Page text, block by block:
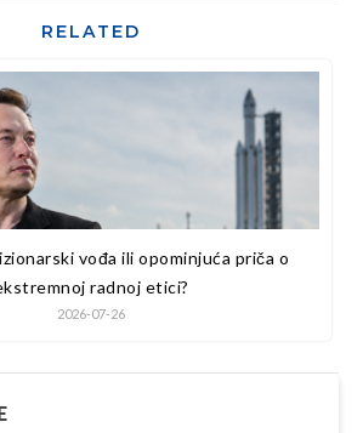
RELATED
vođa ili opominjuća priča o
radnoj etici?
2026-07-26